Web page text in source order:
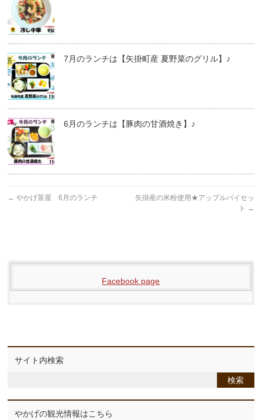
7月のランチは【矢掛町産 夏野菜のグリル】♪
6月のランチは【豚肉の甘酒焼き】♪
← やかげ茶屋 6月のランチ
矢掛産の米粉使用★アップルパイセッ
ト →
Facebook page
サイト内検索
やかげの観光情報はこちら